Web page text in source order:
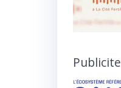
Publicite